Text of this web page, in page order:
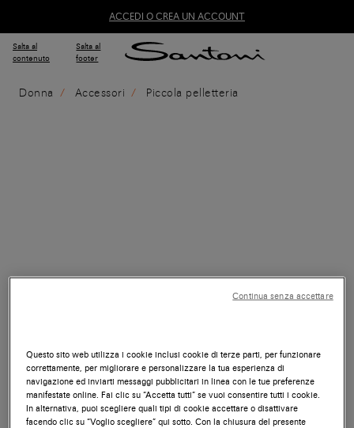
ACCEDI O CREA UN ACCOUNT
Salta al
contenuto
Salta al
footer
Donna Accessori Piccola pelletteria
Questo sito web utilizza i cookie inclusi cookie di terze parti, per funzionare
correttamente, per migliorare e personalizzare la tua esperienza di
navigazione ed inviarti messaggi pubblicitari in linea con le tue preferenze
manifestate online. Fai clic su “Accetta tutti” se vuoi consentire tutti i cookie.
In alternativa, puoi scegliere quali tipi di cookie accettare o disattivare
facendo clic su “Voglio scegliere” qui sotto. Con la chiusura del presente
Continua senza accettare